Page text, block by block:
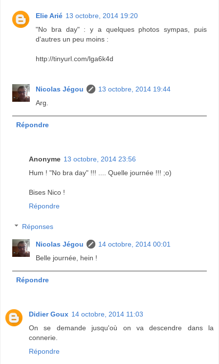
Elie Arié 13 octobre, 2014 19:20
"No bra day" : y a quelques photos sympas, puis
d'autres un peu moins :
http://tinyurl.com/lga6k4d
Nicolas Jégou
13 octobre, 2014 19:44
Arg.
Répondre
Anonyme 13 octobre, 2014 23:56
Hum ! "No bra day" !!! .... Quelle journée !!! ;o)
Bises Nico !
Répondre
Réponses
Nicolas Jégou
14 octobre, 2014 00:01
Belle journée, hein !
Répondre
Didier Goux 14 octobre, 2014 11:03
On se demande jusqu'où on va descendre dans la
connerie.
Répondre